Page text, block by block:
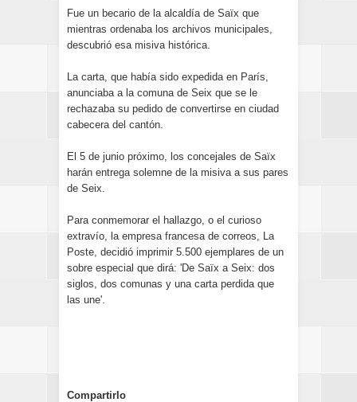
Fue un becario de la alcaldía de Saïx que
mientras ordenaba los archivos municipales,
descubrió esa misiva histórica.
La carta, que había sido expedida en París,
anunciaba a la comuna de Seix que se le
rechazaba su pedido de convertirse en ciudad
cabecera del cantón.
El 5 de junio próximo, los concejales de Saïx
harán entrega solemne de la misiva a sus pares
de Seix.
Para conmemorar el hallazgo, o el curioso
extravío, la empresa francesa de correos, La
Poste, decidió imprimir 5.500 ejemplares de un
sobre especial que dirá: 'De Saïx a Seix: dos
siglos, dos comunas y una carta perdida que
las une'.
Compartirlo